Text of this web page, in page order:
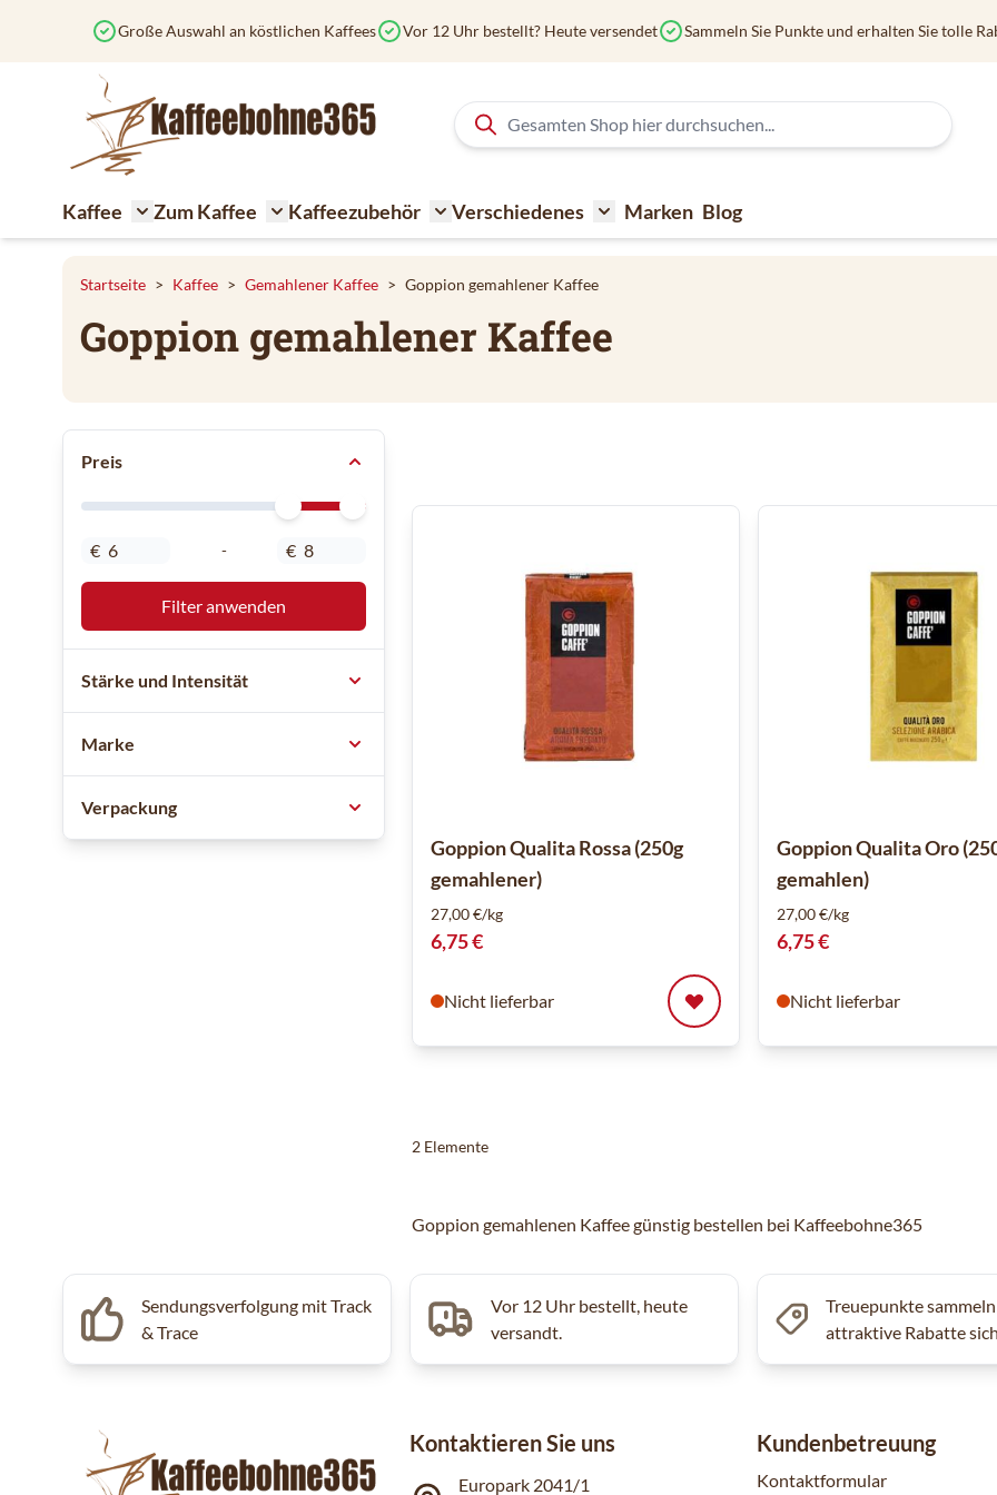
Große Auswahl an köstlichen Kaffees Vor 12 Uhr bestellt? Heute versendet Sammeln Sie Punkte und erhalten Sie tolle
Kaffee
Toggle submenu for Kaffee
Zum Kaffee
Toggle submenu for Zum Kaffee
Kaffeezubehör
Toggle submenu for Kaffeezubehör
Verschiedenes
Toggle submenu for Verschiedenes
Marken Blog
Startseite > Kaffee > Gemahlener Kaffee > Goppion gemahlener Kaffee
Goppion gemahlener Kaffee
Zur Produktliste springen
Preis
Minimal Price
Maximum Price
€ - €
Filter anwenden
Stärke und Intensität
Marke
Verpackung
Goppion Qualita Rossa (250g
gemahlener)
27,00 €/kg
6,75 €
Nicht lieferbar
Goppion Qualita Oro
gemahlen)
27,00 €/kg
6,75 €
Nicht lieferbar
2 Elemente
Goppion gemahlenen Kaffee günstig bestellen bei Kaffeebohne365
Sendungsverfolgung mit Track
& Trace
Vor 12 Uhr bestellt, heute
versandt.
Treuepunkte
attraktive Rabatte
Kontaktieren Sie uns
Europark 2041/1
Kundenbetreuung
Kontaktformular